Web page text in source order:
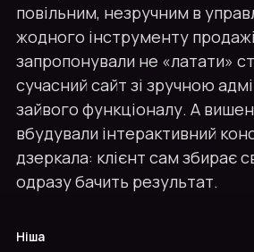
повільним, незручним в
жодного інструменту
запропонували не «латати»
сучасний сайт зі зручною
зайвого функціоналу. А
вбудували інтерактивний
дзеркала: клієнт сам збирає
одразу бачить результат.
Ніша